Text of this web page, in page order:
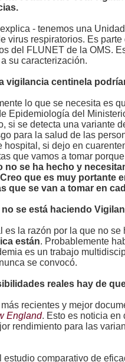
- tenemos una
virus respiratorios. Es
del FLUNET de la OMS.
su caracterización.
vigilancia centinela
lo que se necesita es
Epidemiología del
si se detecta una variante
para la salud de las
hospital, si dejo en
que vamos a tomar
no se ha hecho y
que es muy portante
que se van a tomar en
se está haciendo
es la razón por la que no se
están. Probablemente
es un trabajo
se convocó.
reales hay de
recientes y mejor
England. Esto es noticia en
rendimiento para las
estudio comparativo de